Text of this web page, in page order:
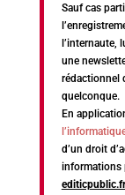
Sauf cas
l’internaute,
une
rédactionnel
quelconque.
En
d’un droit
informations
editicpublic.fr